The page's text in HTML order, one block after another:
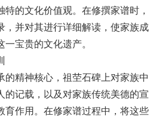
的文化价值观。在修撰家谱时，
，并对其进行详细解读，使家族成
宝贵的文化遗产。
精神核心，祖茔石碑上对家族中
的记载，以及对家族传统美德的宣
育作用。在修家谱过程中，将这些